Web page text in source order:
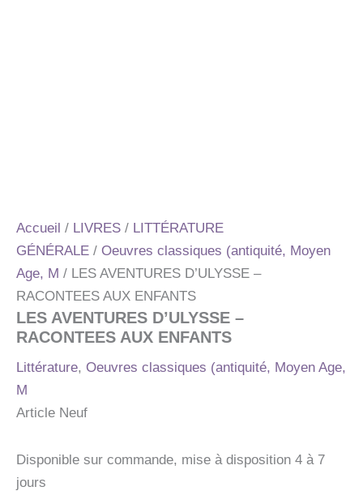
Accueil / LIVRES / LITTÉRATURE
GÉNÉRALE / Oeuvres classiques (antiquité, Moyen
Age, M / LES AVENTURES D’ULYSSE –
RACONTEES AUX ENFANTS
LES AVENTURES D’ULYSSE –
RACONTEES AUX ENFANTS
Littérature, Oeuvres classiques (antiquité, Moyen Age,
M
Article Neuf
Disponible sur commande, mise à disposition 4 à 7
jours